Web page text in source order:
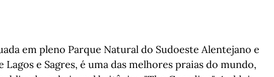
em pleno Parque Natural do Sudoeste Alentejano e
e Sagres, é uma das melhores praias do mundo,